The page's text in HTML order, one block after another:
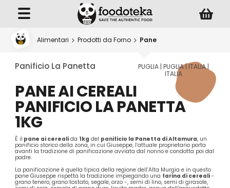
Alimentari Prodotti da Forno Pane
Panificio La Panetta
PUGLIA | PUGLIA | ITALIA |
ITALIA
PANE AI CEREALI
PANIFICIO LA PANETTA
1KG
È il pane ai cereali da 1kg del panificio la Panetta di Altamura, un
panificio storico della zona, in cui Giuseppe, l’attuale proprietario porta
avanti la tradizione di panificazione avviata dal nonno e condotta poi dal
padre.
La panificazione è quella tipica della regione dell’Alta Murgia e in questo
pane Giuseppe rispetta la tradizione impiegando una farina di cereali-
grano tenero, grano tostato, segale, orzo -, semi di lino, semi di girasole,